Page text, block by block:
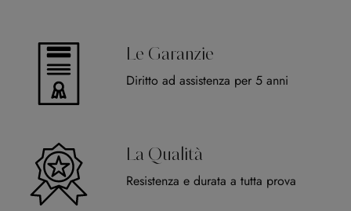
Le Garanzie
Diritto ad assistenza per 5 anni
La Qualità
Resistenza e durata a tutta prova